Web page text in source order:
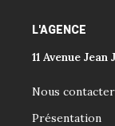
L'AGENCE
11 Avenue
Nous contacter
Présentation